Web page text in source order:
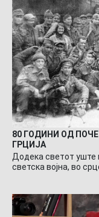
80 ГОДИНИ ОД
ГРЦИЈА
Додека светот уште
светска војна, во